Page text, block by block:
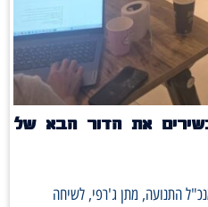
את הדור הבא של
התנועה, מתן ג'רפי, לשיחה